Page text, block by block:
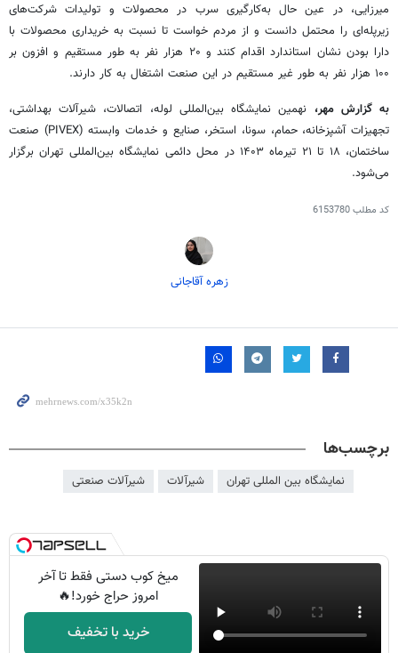
میرزایی، در عین حال به‌کارگیری سرب در محصولات و تولیدات شرکت‌های
زیرپله‌ای را محتمل دانست و از مردم خواست تا نسبت به خریداری محصولات با
دارا بودن نشان استاندارد اقدام کنند و ۲۰ هزار نفر به طور مستقیم و افزون بر
۱۰۰ هزار نفر به طور غیر مستقیم در این صنعت اشتغال به کار دارند.
به گزارش مهر، نهمین نمایشگاه بین‌المللی لوله، اتصالات، شیرآلات بهداشتی،
تجهیزات آشپزخانه، حمام، سونا، استخر، صنایع و خدمات وابسته (PIVEX) صنعت
ساختمان، ۱۸ تا ۲۱ تیرماه ۱۴۰۳ در محل دائمی نمایشگاه بین‌المللی تهران برگزار
می‌شود.
کد مطلب6153780
زهره آقاجانی
برچسب‌ها
نمایشگاه بین المللی تهران شیرآلات شیرآلات صنعتی
میخ کوب دستی فقط تا آخر
امروز حراج خورد!🔥
خرید با تخفیف